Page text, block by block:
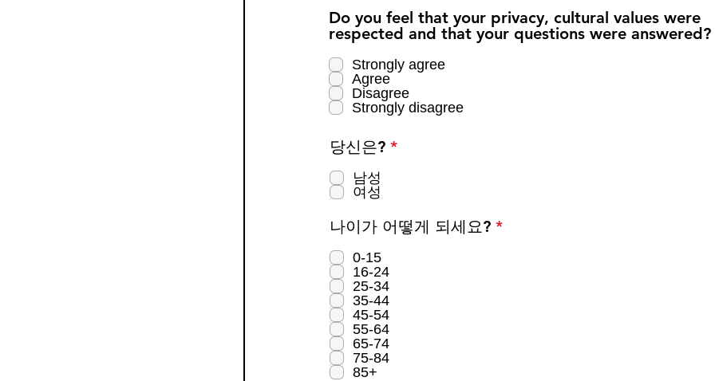
Do you feel that your privacy, cultural values were
respected and that your questions were answered?
Strongly agree
Agree
Disagree
Strongly disagree
당신은? *필
남성
여성
나이가 어떻게 되세요? *필
0-15
16-24
25-34
35-44
45-54
55-64
65-74
75-84
85+